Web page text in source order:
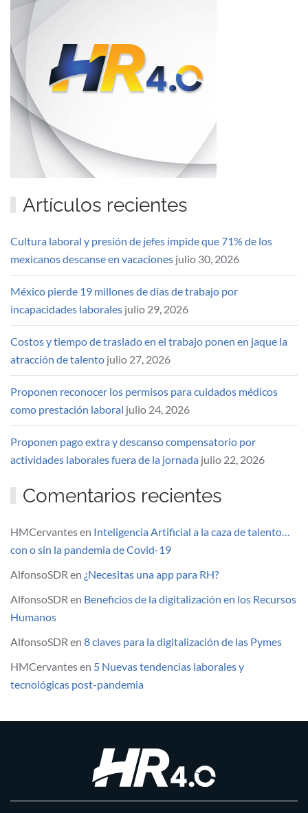
Artículos recientes
Cultura laboral y presión de jefes impide que 71% de los
mexicanos descanse en vacaciones julio 30, 2026
México pierde 19 millones de días de trabajo por
incapacidades laborales julio 29, 2026
Costos y tiempo de traslado en el trabajo ponen en jaque la
atracción de talento julio 27, 2026
Proponen reconocer los permisos para cuidados médicos
como prestación laboral julio 24, 2026
Proponen pago extra y descanso compensatorio por
actividades laborales fuera de la jornada julio 22, 2026
Comentarios recientes
HMCervantesen Inteligencia Artificial a la caza de talento…
con o sin la pandemia de Covid-19
AlfonsoSDR en ¿Necesitas una app para RH?
AlfonsoSDR en Beneficios de la digitalización en los Recursos
Humanos
AlfonsoSDR en 8 claves para la digitalización de las Pymes
HMCervantesen 5 Nuevas tendencias laborales y
tecnológicas post-pandemia